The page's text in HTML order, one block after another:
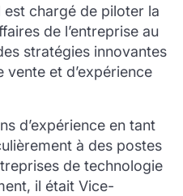
est chargé de piloter la
de l’entreprise au
stratégies innovantes
et d’expérience
d’expérience en tant
à des postes
de technologie
il était Vice-